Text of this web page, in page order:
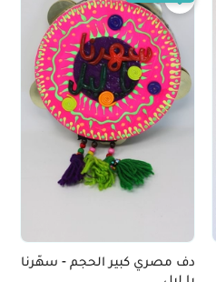
دف مصري كبير الحجم - سهّرنا